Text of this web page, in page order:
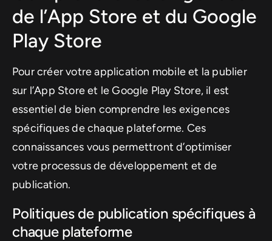
de l’App Store et du Google
Play Store
Pour créer votre application mobile et la publier
sur l’App Store et le Google Play Store, il est
essentiel de bien comprendre les exigences
spécifiques de chaque plateforme. Ces
connaissances vous permettront d’optimiser
votre processus de développement et de
publication.
Politiques de publication spécifiques à
chaque plateforme